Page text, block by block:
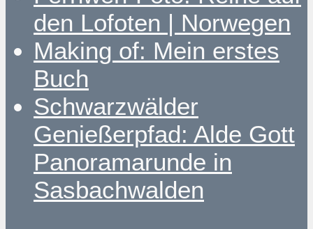
den Lofoten | Norwegen
Making of: Mein erstes
Buch
Schwarzwälder
Genießerpfad: Alde Gott
Panoramarunde in
Sasbachwalden